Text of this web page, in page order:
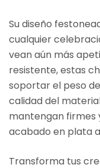
Su diseño
cualquier
vean aún más
resistente, estas
soportar el peso
calidad del
mantengan firmes
acabado en plata
Transforma tus